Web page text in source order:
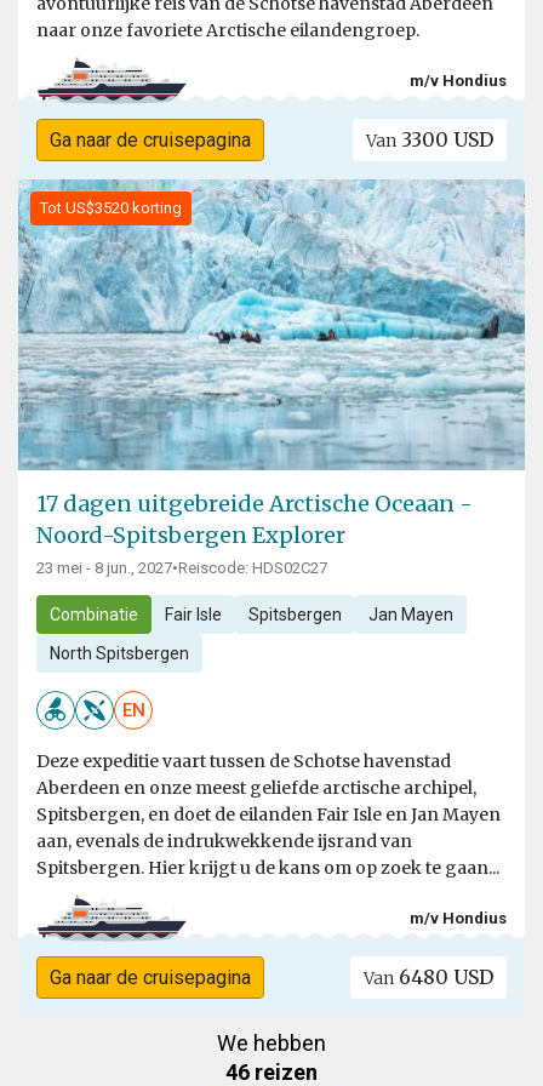
naar onze favoriete Arctische eilandengroep.
m/v Hondius
Ga naar de cruisepagina Van 3300 USD
Tot US$3520 korting
17 dagen uitgebreide Arctische Oceaan -
Noord-Spitsbergen Explorer
23 mei - 8 jun., 2027•Reiscode: HDS02C27
Combinatie Fair Isle Spitsbergen Jan Mayen
North Spitsbergen
EN
Deze expeditie vaart tussen de Schotse havenstad
Aberdeen en onze meest geliefde arctische archipel,
Spitsbergen, en doet de eilanden Fair Isle en Jan Mayen
aan, evenals de indrukwekkende ijsrand van
Spitsbergen. Hier krijgt u de kans om op zoek te gaan...
m/v Hondius
Ga naar de cruisepagina Van 6480 USD
We hebben
46 reizen